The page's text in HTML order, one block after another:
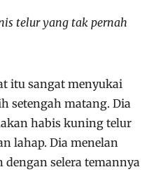
telur yang tak pernah
itu sangat menyukai
setengah matang. Dia
habis kuning telur
lahap. Dia menelan
dengan selera temannya